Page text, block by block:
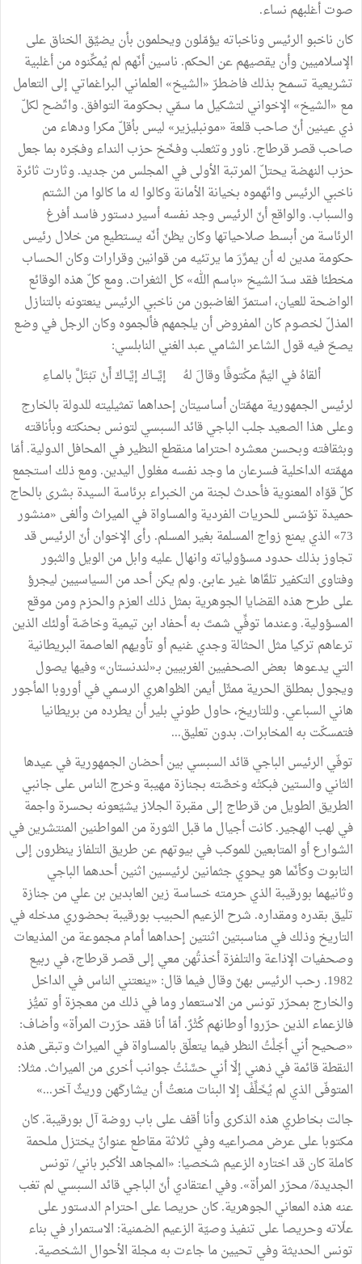
صوت أغلبهم نساء.
كان ناخبو الرئيس وناخباته يؤمّلون ويحلمون بأن يضيِّق الخناق على
الإسلاميين وأن يقصيهم عن الحكم. ناسين أنّهم لم يُمكِّنوه من أغلبية
تشريعية تسمح بذلك فاضطرّ «الشيخ» العلماني البراغماتي إلى التعامل
مع «الشيخ» الإخواني لتشكيل ما سمّي بحكومة التوافق. واتّضح لكلّ
ذي عينين أنّ صاحب قلعة «مونبليزير» ليس بأقلّ مكرا ودهاء من
صاحب قصر قرطاج. ناور وتثعلب وفخّخ حزب النداء وفجّره بما جعل
حزب النهضة يحتلّ المرتبة الأولى في المجلس من جديد. وثارت ثائرة
ناخبي الرئيس واتّهموه بخيانة الأمانة وكالوا له ما كالوا من الشتم
والسباب. والواقع أنّ الرئيس وجد نفسه أسير دستور فاسد أفرغ
الرئاسة من أبسط صلاحياتها وكان يظنّ أنّه يستطيع من خلال رئيس
حكومة مدين له أن يمرِّرَ ما يرتئيه من قوانين وقرارات وكان الحساب
مخطئا فقد سدّ الشيخ «باسم الله» كل الثغرات. ومع كلّ هذه الوقائع
الواضحة للعيان، استمرّ الغاضبون من ناخبي الرئيس ينعتونه بالتنازل
المذلّ لخصوم كان المفروض أن يلجمهم فألجموه وكان الرجل في وضع
يصحّ فيه قول الشاعر الشامي عبد الغني النابلسي:
ألقاهُ في اليَمِّ مكْتوفًا وقالَ لهُ إيَّـــاك إيَّــاكَ أَنْ تبْتَلَّ بالمــاءِ
لرئيس الجمهورية مهمّتان أساسيتان إحداهما تمثيليته للدولة بالخارج
وعلى هذا الصعيد جلب الباجي قائد السبسي لتونس بحنكته وبأناقته
وبثقافته وبحسن معشره احتراما منقطع النظير في المحافل الدولية. أمّا
مهمّته الداخلية فسرعان ما وجد نفسه مغلول اليدين. ومع ذلك استجمع
كلّ قوّاه المعنوية فأحدث لجنة من الخبراء برئاسة السيدة بشرى بالحاج
حميدة تؤسّس للحريات الفردية والمساواة في الميراث وألغى «منشور
73» الذي يمنع زواج المسلمة بغير المسلم. رأى الإخوان أنّ الرئيس قد
تجاوز بذلك حدود مسؤولياته وانهال عليه وابل من الويل والثبور
وفتاوى التكفير تلقّاها غير عابئ. ولم يكن أحد من السياسيين ليجرؤ
على طرح هذه القضايا الجوهرية بمثل ذلك العزم والحزم ومن موقع
المسؤولية. وعندما توفِّي شمتَ به أحفاد ابن تيمية وخاصّة أولئك الذين
ترعاهم تركيا مثل الحثالة وجدي غنيم أو تأويهم العاصمة البريطانية
التي يدعوها بعض الصحفيين الغربيين بـ«لندنستان» وفيها يصول
ويجول بمطلق الحرية ممثّل أيمن الظواهري الرسمي في أوروبا المأجور
هاني السباعي. وللتاريخ، حاول طوني بلير أن يطرده من بريطانيا
فتمسكّت به المخابرات. بدون تعليق...
توفّي الرئيس الباجي قائد السبسي بين أحضان الجمهورية في عيدها
الثاني والستين فبكتْه وخصَّته بجنازة مهيبة وخرج الناس على جانبي
الطريق الطويل من قرطاج إلى مقبرة الجلاز يشيّعونه بحسرة واجمة
في لهب الهجير. كانت أجيال ما قبل الثورة من المواطنين المنتشرين في
الشوارع أو المتابعين للموكب في بيوتهم عن طريق التلفاز ينظرون إلى
التابوت وكأنّما هو يحوي جثمانين لرئيسين اثنين أحدهما الباجي
وثانيهما بورقيبة الذي حرمته خساسة زين العابدين بن علي من جنازة
تليق بقدره ومقداره. شرح الزعيم الحبيب بورقيبة بحضوري مدخله في
التاريخ وذلك في مناسبتين اثنتين إحداهما أمام مجموعة من المذيعات
وصحفيات الإذاعة والتلفزة أخذتُهن معي إلى قصر قرطاج، في ربيع
1982. رحب الرئيس بهنّ وقال فيما قال: «ينعتني الناس في الداخل
والخارج بمحرّر تونس من الاستعمار وما في ذلك من معجزة أو تميُّز
فالزعماء الذين حرّروا أوطانهم كُثْرٌ. أمّا أنا فقد حرّرت المرأة» وأضاف:
«صحيح أني أجّلْتُ النظر فيما يتعلّق بالمساواة في الميراث وتبقى هذه
النقطة قائمة في ذهني إلّا أني حسَّنْتُ جوانب أخرى من الميراث. مثلا:
المتوفّى الذي لم يُخَلِّفْ إلا البنات منعتُ أن يشاركَهن وريثٌ آخر...»
جالت بخاطري هذه الذكرى وأنا أقف على باب روضة آل بورقيبة. كان
مكتوبا على عرض مصراعيه وفي ثلاثة مقاطع عنوانٌ يختزل ملحمة
كاملة كان قد اختاره الزعيم شخصيا: «المجاهد الأكبر باني/ تونس
الجديدة/ محرّر المرأة». وفي اعتقادي أنّ الباجي قائد السبسي لم تغب
عنه هذه المعاني الجوهرية. كان حريصا على احترام الدستور على
علّاته وحريصا على تنفيذ وصيّة الزعيم الضمنية: الاستمرار في بناء
تونس الحديثة وفي تحيين ما جاءت به مجلة الأحوال الشخصية.